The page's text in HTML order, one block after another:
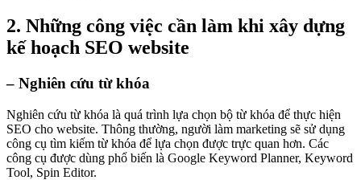
2. Những công việc cần làm khi xây dựng
kế hoạch SEO website
– Nghiên cứu từ khóa
Nghiên cứu từ khóa là quá trình lựa chọn bộ từ khóa để thực hiện
SEO cho website. Thông thường, người làm marketing sẽ sử dụng
công cụ tìm kiếm từ khóa để lựa chọn được trực quan hơn. Các
công cụ được dùng phổ biến là Google Keyword Planner, Keyword
Tool, Spin Editor.